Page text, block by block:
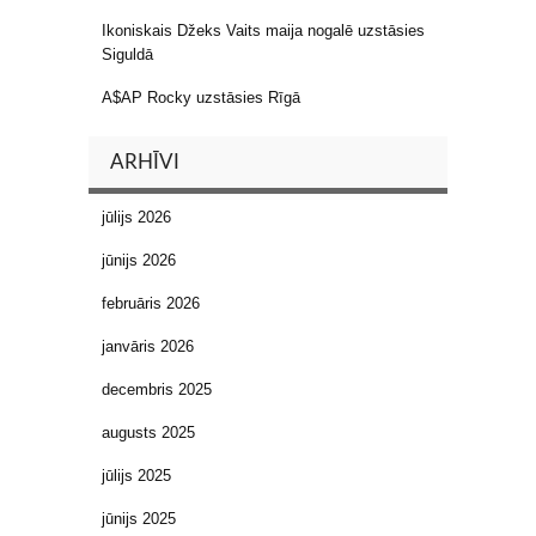
Ikoniskais Džeks Vaits maija nogalē uzstāsies
Siguldā
A$AP Rocky uzstāsies Rīgā
ARHĪVI
jūlijs 2026
jūnijs 2026
februāris 2026
janvāris 2026
decembris 2025
augusts 2025
jūlijs 2025
jūnijs 2025